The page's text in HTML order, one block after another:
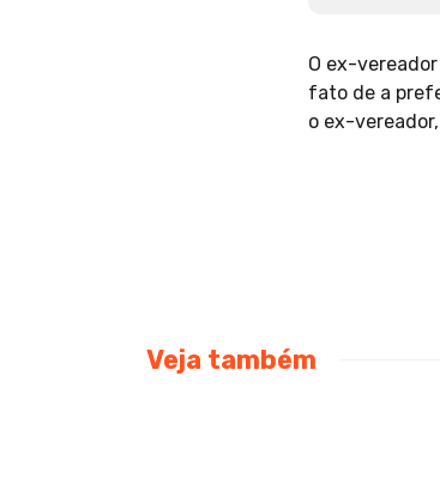
O ex-
fato de a
o ex-
Veja também